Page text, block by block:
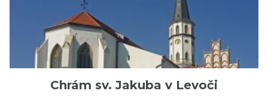
Chrám sv. Jakuba v Levoči